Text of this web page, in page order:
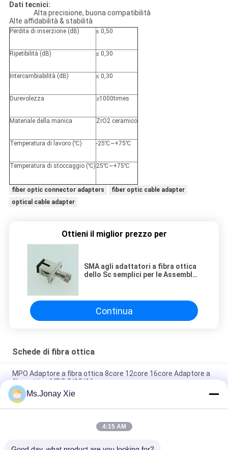
Dati tecnici:
Alta precisione, buona compatibilità
Alte affidabilità & stabilità
Perdita di inserzione (dB) ≤ 0,50
Ripetibilità (dB) ≤ 0,30
Intercambiabilità (dB) ≤ 0,30
Durevolezza ≥1000times
Materiale della manica ZrO2 ceramico
Temperatura di lavoro (℃) -25℃~+75℃
Temperatura di stoccaggio (℃) 25℃~+75℃
fiber optic connector adapters
fiber optic cable adapter
optical cable adapter
Ottieni il miglior prezzo per
SMA agli adattatori a fibra ottica
dello Sc semplici per le Assemblee
Continua
Schede di fibra ottica
MPO Adaptore a fibra ottica 8core 12core 16core Adaptore a
fibra ottica MPO 8/12/16core
Adattatore in Fibra Ottica LC/UPC a LC/APC Monomodale
Simplex LC/APC-LC/UPC Adattatore in Fibra Ottica SM SX
Metallo FC Adaptore a fibra nuda 60μm 80μm 126μm 130μm
Ms.Jonay Xie
4:15 AM